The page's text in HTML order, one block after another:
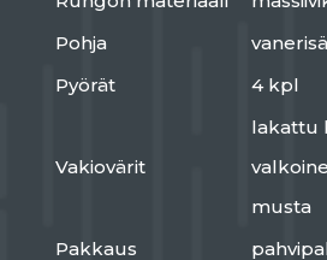
Pohja
Pyörät
4 kpl
Vakiovärit
lakattu
musta
Pakkaus